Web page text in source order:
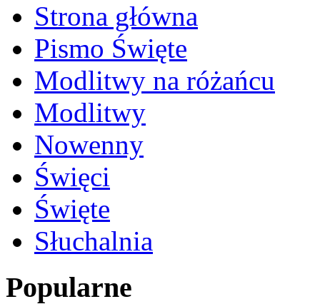
Strona główna
Pismo Święte
Modlitwy na różańcu
Modlitwy
Nowenny
Święci
Święte
Słuchalnia
Popularne